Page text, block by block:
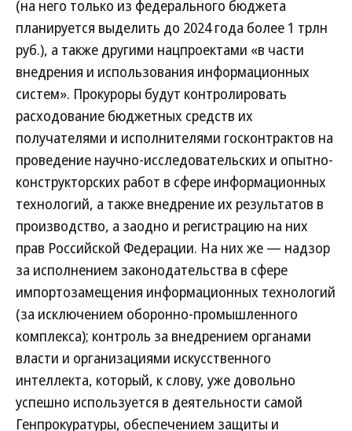
(на него только из федерального бюджета
планируется выделить до 2024 года более 1 трлн
руб.), а также другими нацпроектами «в части
внедрения и использования информационных
систем». Прокуроры будут контролировать
расходование бюджетных средств их
получателями и исполнителями госконтрактов на
проведение научно-исследовательских и опытно-
конструкторских работ в сфере информационных
технологий, а также внедрение их результатов в
производство, а заодно и регистрацию на них
прав Российской Федерации. На них же — надзор
за исполнением законодательства в сфере
импортозамещения информационных технологий
(за исключением оборонно-промышленного
комплекса); контроль за внедрением органами
власти и организациями искусственного
интеллекта, который, к слову, уже довольно
успешно используется в деятельности самой
Генпрокуратуры, обеспечением защиты и